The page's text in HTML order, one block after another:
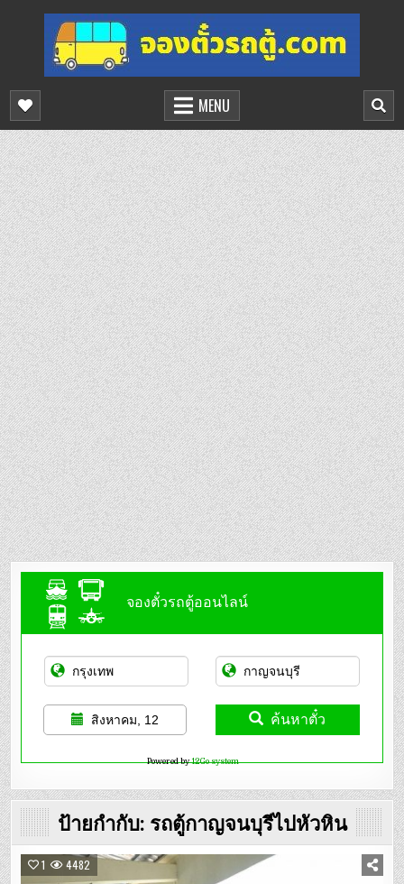
content
จองตั๋วรถตู้ออนไลน์
บริการจองตั๋วรถตู้ออนไลน์
MENU
จองตั๋วรถตู้ออนไลน์
สิงหาคม, 12 ค้นหาตั๋ว
Powered by12Go system
ป้ายกำกับ: รถตู้กาญจนบุรีไปหัวหิน
1 4482